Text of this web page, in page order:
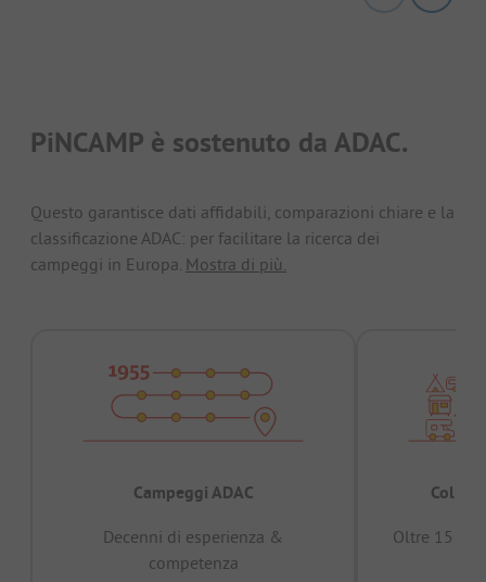
PiNCAMP è sostenuto da ADAC.
Questo garantisce dati affidabili, comparazioni chiare e la
classificazione ADAC: per facilitare la ricerca dei
campeggi in Europa. Mostra di più.
Campeggi ADAC
Decenni di esperienza &
competenza
Oltre 15